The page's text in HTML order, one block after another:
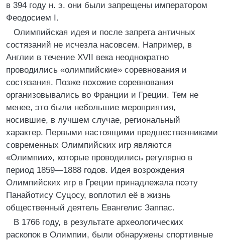
в 394 году н. э. они были запрещены императором
Феодосием I.
Олимпийская идея и после запрета античных
состязаний не исчезла насовсем. Например, в
Англии в течение XVII века неоднократно
проводились «олимпийские» соревнования и
состязания. Позже похожие соревнования
организовывались во Франции и Греции. Тем не
менее, это были небольшие мероприятия,
носившие, в лучшем случае, региональный
характер. Первыми настоящими предшественниками
современных Олимпийских игр являются
«Олимпии», которые проводились регулярно в
период 1859—1888 годов. Идея возрождения
Олимпийских игр в Греции принадлежала поэту
Панайотису Суцосу, воплотил её в жизнь
общественный деятель Евангелис Заппас.
В 1766 году, в результате археологических
раскопок в Олимпии, были обнаружены спортивные